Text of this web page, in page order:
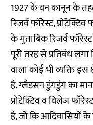
1927 के वन कानून के
रिजर्व फॉरेस्ट,
के मुताबिक रिजर्व
पूरी तरह से प्रतिबंध
वाला कोई भी व्यक्ति
है. ग्लैडसन डुंगडुंग का
प्रोटेक्टिव व विलेज
है, जो कि आदिवासियों